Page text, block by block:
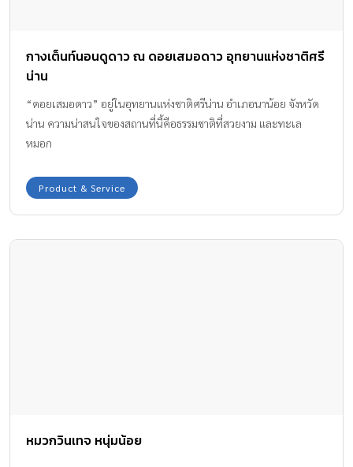
กางเต็นท์นอนดูดาว ณ ดอยเสมอดาว อุทยานแห่งชาติศรี
น่าน
“ดอยเสมอดาว” อยู่ในอุทยานแห่งชาติศรีน่าน อำเภอนาน้อย จังหวัด
น่าน ความน่าสนใจของสถานที่นี้คือธรรมชาติที่สวยงาม และทะเล
หมอก
Product & Service
หมวกวินเทจ หนุ่มน้อย